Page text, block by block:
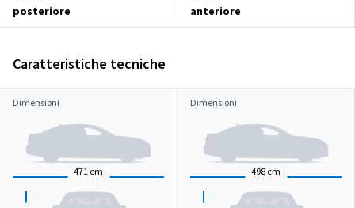
posteriore anteriore
Caratteristiche tecniche
Dimensioni
471 cm
Dimensioni
498 cm